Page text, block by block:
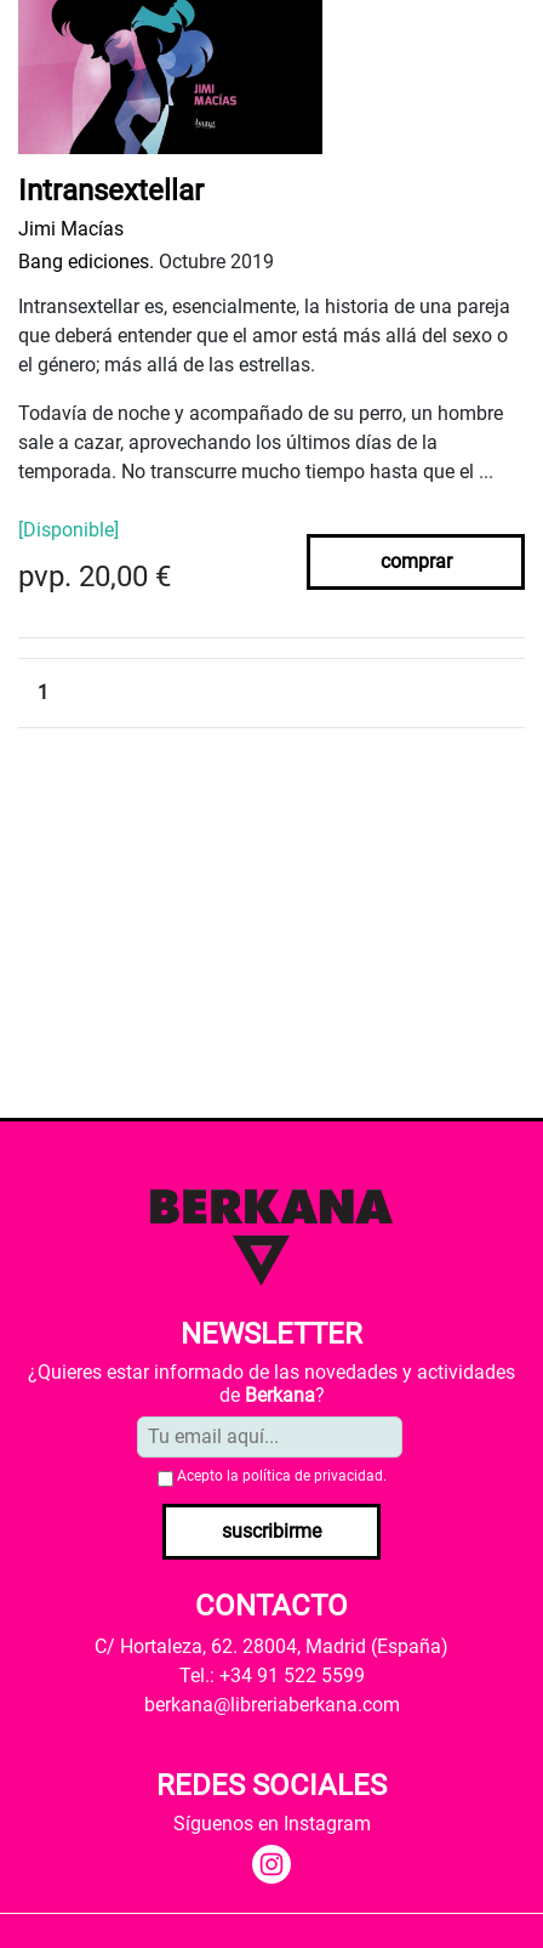
Intransextellar
Jimi Macías
Bang ediciones. Octubre 2019
Intransextellar es, esencialmente, la historia de una pareja
que deberá entender que el amor está más allá del sexo o
el género; más allá de las estrellas.
Todavía de noche y acompañado de su perro, un hombre
sale a cazar, aprovechando los últimos días de la
temporada. No transcurre mucho tiempo hasta que el ...
[Disponible]
pvp. 20,00 € comprar
1
NEWSLETTER
¿Quieres estar informado de las novedades y actividades
de Berkana?
Acepto la política de privacidad .
suscribirme
CONTACTO
C/ Hortaleza, 62. 28004, Madrid (España)
Tel.: +34 91 522 5599
berkana@libreriaberkana.com
REDES SOCIALES
Síguenos en Instagram